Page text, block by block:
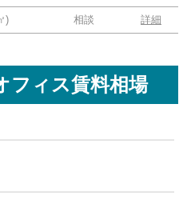
) 相談 詳細
フィス賃料相場